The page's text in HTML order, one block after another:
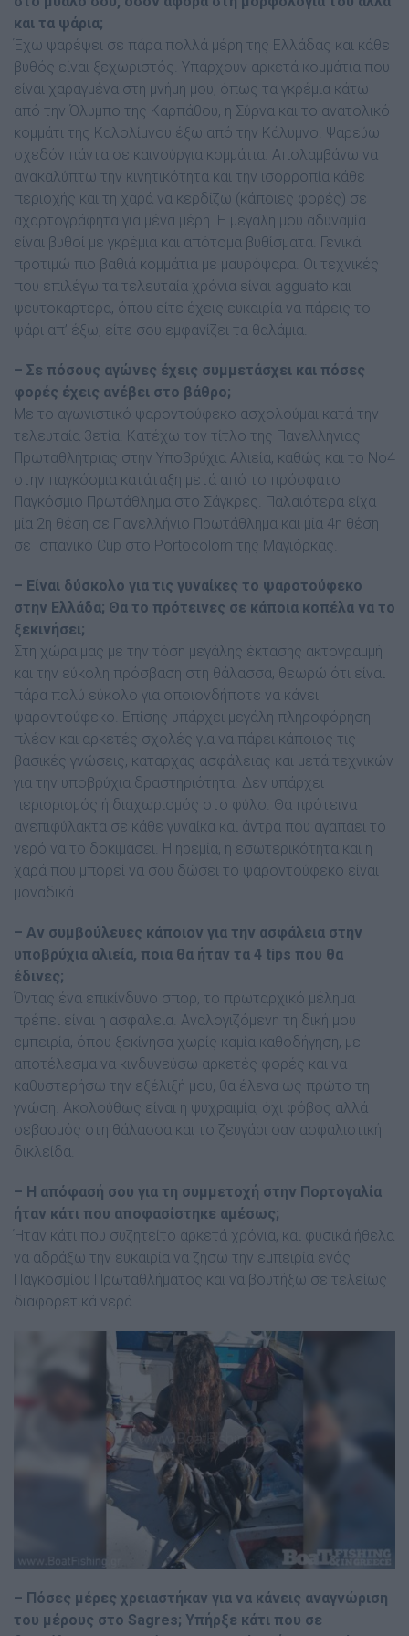
και τα ψάρια;
Έχω ψαρέψει σε πάρα πολλά µέρη της Ελλάδας και κάθε
βυθός είναι ξεχωριστός. Υπάρχουν αρκετά κοµµάτια που
είναι χαραγµένα στη µνήµη µου, όπως τα γκρέµια κάτω
από την Όλυµπο της Καρπάθου, η Σύρνα και το ανατολικό
κοµµάτι της Καλολίµνου έξω από την Κάλυµνο. Ψαρεύω
σχεδόν πάντα σε καινούργια κοµµάτια. Απολαµβάνω να
ανακαλύπτω την κινητικότητα και την ισορροπία κάθε
περιοχής και τη χαρά να κερδίζω (κάποιες φορές) σε
αχαρτογράφητα για µένα µέρη. Η µεγάλη µου αδυναµία
είναι βυθοί µε γκρέµια και απότοµα βυθίσµατα. Γενικά
προτιµώ πιο βαθιά κοµµάτια µε µαυρόψαρα. Οι τεχνικές
που επιλέγω τα τελευταία χρόνια είναι agguato και
ψευτοκάρτερα, όπου είτε έχεις ευκαιρία να πάρεις το
ψάρι απ’ έξω, είτε σου εµφανίζει τα θαλάµια.
– Σε πόσους αγώνες έχεις συµµετάσχει και πόσες
φορές έχεις ανέβει στο βάθρο;
Με το αγωνιστικό ψαροντούφεκο ασχολούµαι κατά την
τελευταία 3ετία. Κατέχω τον τίτλο της Πανελλήνιας
Πρωταθλήτριας στην Υποβρύχια Αλιεία, καθώς και το Νο4
στην παγκόσµια κατάταξη µετά από το πρόσφατο
Παγκόσµιο Πρωτάθληµα στο Σάγκρες. Παλαιότερα είχα
µία 2η θέση σε Πανελλήνιο Πρωτάθληµα και µία 4η θέση
σε Ισπανικό Cup στο Portocolom της Μαγιόρκας.
– Είναι δύσκολο για τις γυναίκες το ψαροτούφεκο
στην Ελλάδα; Θα το πρότεινες σε κάποια κοπέλα να το
ξεκινήσει;
Στη χώρα µας µε την τόση µεγάλης έκτασης ακτογραµµή
και την εύκολη πρόσβαση στη θάλασσα, θεωρώ ότι είναι
πάρα πολύ εύκολο για οποιονδήποτε να κάνει
ψαροντούφεκο. Επίσης υπάρχει µεγάλη πληροφόρηση
πλέον και αρκετές σχολές για να πάρει κάποιος τις
βασικές γνώσεις, καταρχάς ασφάλειας και µετά τεχνικών
για την υποβρύχια δραστηριότητα. ∆εν υπάρχει
περιορισµός ή διαχωρισµός στο φύλο. Θα πρότεινα
ανεπιφύλακτα σε κάθε γυναίκα και άντρα που αγαπάει το
νερό να το δοκιµάσει. Η ηρεµία, η εσωτερικότητα και η
χαρά που µπορεί να σου δώσει το ψαροντούφεκο είναι
µοναδικά.
– Αν συµβούλευες κάποιον για την ασφάλεια στην
υποβρύχια αλιεία, ποια θα ήταν τα 4 tips που θα
έδινες;
Όντας ένα επικίνδυνο σπορ, το πρωταρχικό µέληµα
πρέπει είναι η ασφάλεια. Αναλογιζόµενη τη δική µου
εµπειρία, όπου ξεκίνησα χωρίς καµία καθοδήγηση, µε
αποτέλεσµα να κινδυνεύσω αρκετές φορές και να
καθυστερήσω την εξέλιξή µου, θα έλεγα ως πρώτο τη
γνώση. Ακολούθως είναι η ψυχραιµία, όχι φόβος αλλά
σεβασµός στη θάλασσα και το ζευγάρι σαν ασφαλιστική
δικλείδα.
– Η απόφασή σου για τη συµµετοχή στην Πορτογαλία
ήταν κάτι που αποφασίστηκε αµέσως;
Ήταν κάτι που συζητείτο αρκετά χρόνια, και φυσικά ήθελα
να αδράξω την ευκαιρία να ζήσω την εµπειρία ενός
Παγκοσµίου Πρωταθλήµατος και να βουτήξω σε τελείως
διαφορετικά νερά.
– Πόσες µέρες χρειαστήκαν για να κάνεις αναγνώριση
του µέρους στο Sagres; Υπήρξε κάτι που σε